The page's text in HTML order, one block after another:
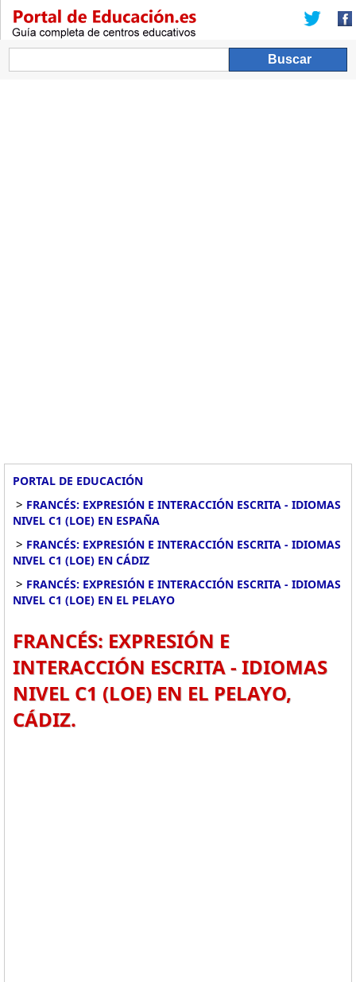
PORTAL DE EDUCACIÓN
> FRANCÉS: EXPRESIÓN E INTERACCIÓN ESCRITA - IDIOMAS
NIVEL C1 (LOE) EN ESPAÑA
> FRANCÉS: EXPRESIÓN E INTERACCIÓN ESCRITA - IDIOMAS
NIVEL C1 (LOE) EN CÁDIZ
> FRANCÉS: EXPRESIÓN E INTERACCIÓN ESCRITA - IDIOMAS
NIVEL C1 (LOE) EN EL PELAYO
FRANCÉS: EXPRESIÓN E
INTERACCIÓN ESCRITA - IDIOMAS
NIVEL C1 (LOE) EN EL PELAYO,
CÁDIZ.